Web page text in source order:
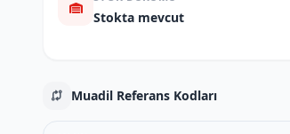
Stokta mevcut
Muadil Referans Kodları